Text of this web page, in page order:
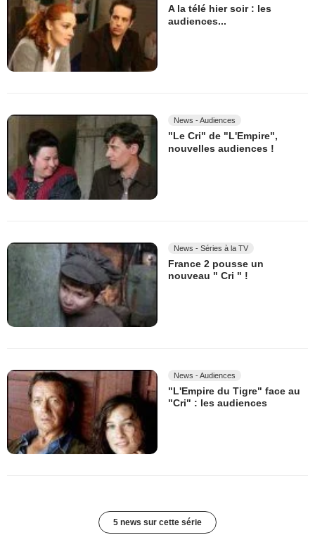
A la télé hier soir : les
audiences...
News - Audiences
"Le Cri" de "L'Empire",
nouvelles audiences !
News - Séries à la TV
France 2 pousse un
nouveau " Cri " !
News - Audiences
"L'Empire du Tigre" face au
"Cri" : les audiences
5 news sur cette série